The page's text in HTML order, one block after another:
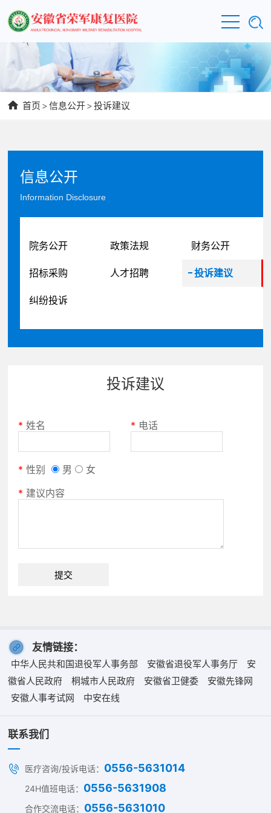
首页 >信息公开>投诉建议
信息公开
Information Disclosure
院务公开 政策法规 财务公开
招标采购 人才招聘 投诉建议
纠纷投诉
投诉建议
*姓名 * 电话
*性别 男
女
* 建议内容
提交
友情链接：
中华人民共和国退役军人事务部 安徽省退役军人事务厅
安
徽省人民政府
桐城市人民政府 安徽省卫健委
安徽先锋网
安徽人事考试网
中安在线
联系我们
医疗咨询/投诉电话： 0556-5631014
24H值班电话： 0556-5631908
合作交流电话： 0556-5631010